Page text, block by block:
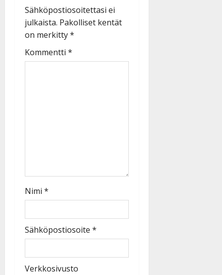
Sähköpostiosoitettasi ei
julkaista. Pakolliset kentät
on merkitty*
Kommentti *
Nimi *
Sähköpostiosoite *
Verkkosivusto